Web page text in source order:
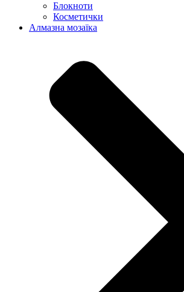
Блокноти
Косметички
Алмазна мозаїка